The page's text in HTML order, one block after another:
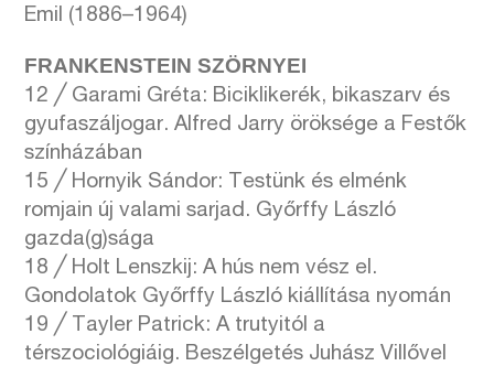
Emil (1886–1964)
FRANKENSTEIN SZÖRNYEI
12 ╱ Garami Gréta: Biciklikerék, bikaszarv és
gyufaszáljogar. Alfred Jarry öröksége a Festők
színházában
15 ╱ Hornyik Sándor: Testünk és elménk
romjain új valami sarjad. Győrffy László
gazda(g)sága
18 ╱ Holt Lenszkij: A hús nem vész el.
Gondolatok Győrffy László kiállítása nyomán
19 ╱ Tayler Patrick: A trutyitól a
térszociológiáig. Beszélgetés Juhász Villővel